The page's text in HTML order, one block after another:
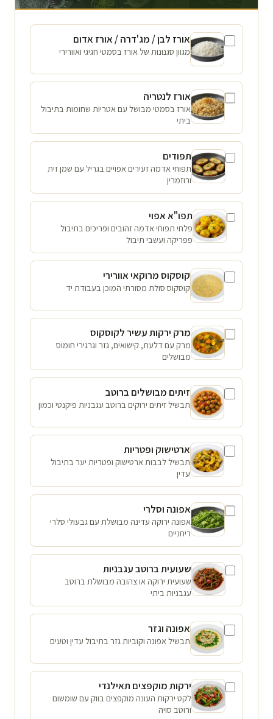
אורז לבן / מג'דרה / אורז אדום
מגוון סגנונות של אורז בסמטי חגיגי ואוורירי
אורז לנטריה
אורז בסמטי מבושל עם אטריות שחומות בתיבול
ביתי
תפודים
תפוחי אדמה זעירים אפויים בגריל עם שמן זית
ורוזמרין
תפו"א אפוי
פלחי תפוחי אדמה זהובים ופריכים בתיבול
פפריקה ועשבי תיבול
קוסקוס מרוקאי אוורירי
קוסקוס סולת מסורתי המוכן בעבודת יד
מרק ירקות עשיר לקוסקוס
מרק עם דלעת, קישואים, גזר וגרגירי חומוס
מבושלים
זיתים מבושלים ברוטב
תבשיל זיתים ירוקים ברוטב עגבניות פיקנטי וכמון
ארטישוק ופטריות
תבשיל לבבות ארטישוק ופטריות יער בתיבול
עדין
אפונה וסלרי
אפונה ירוקה עדינה מבושלת עם גבעולי סלרי
ריחניים
שעועית ברוטב עגבניות
שעועית ירוקה או צהובה מבושלת ברוטב
עגבניות ביתי
אפונה וגזר
תבשיל אפונה וקוביות גזר בתיבול עדין וטעים
ירקות מוקפצים תאילנדי
לקט ירקות העונה מוקפצים בווק עם שומשום
ורוטב סויה